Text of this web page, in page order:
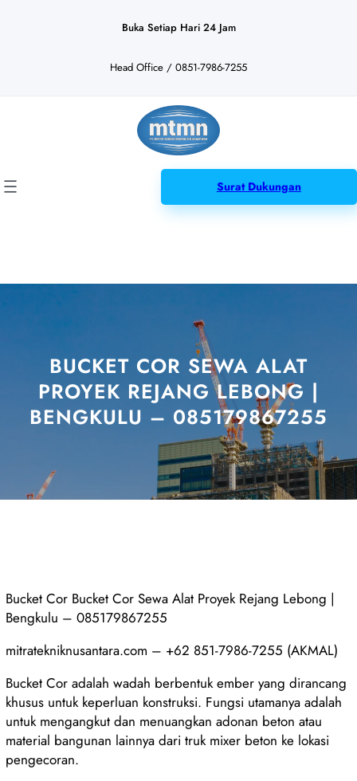
Buka Setiap Hari 24 Jam
Head Office / 0851-7986-7255
Surat Dukungan
BUCKET COR SEWA ALAT
PROYEK REJANG LEBONG |
BENGKULU – 085179867255
Bucket Cor Bucket Cor Sewa Alat Proyek Rejang Lebong |
Bengkulu – 085179867255
mitratekniknusantara.com – +62 851-7986-7255 (AKMAL)
Bucket Cor adalah wadah berbentuk ember yang dirancang
khusus untuk keperluan konstruksi. Fungsi utamanya adalah
untuk mengangkut dan menuangkan adonan beton atau
material bangunan lainnya dari truk mixer beton ke lokasi
pengecoran.